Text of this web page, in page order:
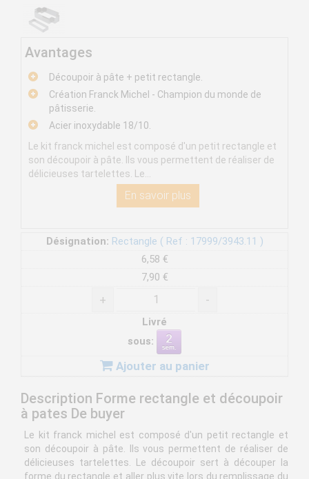
Avantages
Découpoir à pâte + petit rectangle.
Création Franck Michel - Champion du monde de
pâtisserie.
Acier inoxydable 18/10.
Le kit franck michel est composé d'un petit rectangle et
son découpoir à pâte. Ils vous permettent de réaliser de
délicieuses tartelettes. Le...
En savoir plus
Désignation: Rectangle ( Ref : 17999/3943.11 )
6,58 €
7,90 €
+ -
Livré
sous:
Ajouter au panier
Description Forme rectangle et découpoir
à pates De buyer
Le kit franck michel est composé d'un petit rectangle et
son découpoir à pâte. Ils vous permettent de réaliser de
délicieuses tartelettes. Le découpoir sert à découper la
forme du rectangle et aller plus vite lors du remplissage du